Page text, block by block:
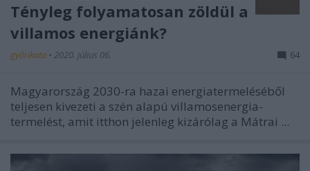
Tényleg folyamatosan zöldül a
villamos energiánk?
győrikata • 2020. július 06. 64
Magyarország 2030-ra hazai energiatermeléséből
teljesen kivezeti a szén alapú villamosenergia-
termelést, amit itthon jelenleg kizárólag a Mátrai ...